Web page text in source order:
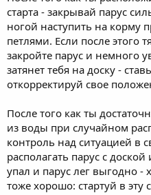
старта - закрывай парус
ногой наступить на корму
петлями. Если после этого
закройте парус и немного
затянет тебя на доску -
откорректируй свое
После того как ты
из воды при случайном
контроль над ситуацией в
располагать парус с
упал и парус лег выгодно
тоже хорошо: стартуй в эту